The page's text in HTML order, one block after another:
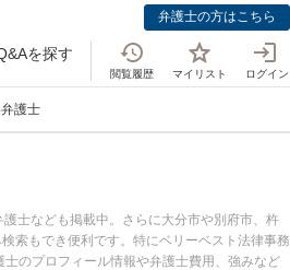
弁護士の方はこちら
を探す
閲覧履歴 マイリスト ログイン
護士
士なども掲載中。さらに大分市や別府市、杵
索もでき便利です。特にベリーベスト法律事務
のプロフィール情報や弁護士費用、強みなど